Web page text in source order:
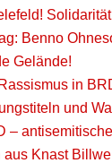
Benno
Gelände!
in
und
–
aus Knast